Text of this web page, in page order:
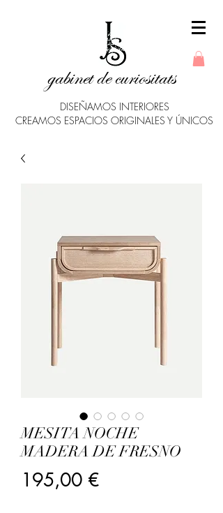
gabinet de curiositats
DISEÑAMOS INTERIORES
CREAMOS ESPACIOS ORIGINALES Y ÚNICOS
MESITA NOCHE
MADERA DE FRESNO
195,00 €Precio